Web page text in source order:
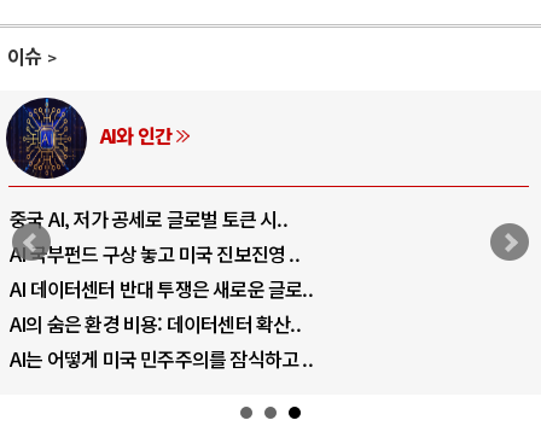
이슈
AI와 인간
중국 AI, 저가 공세로 글로벌 토큰 시..
AI 국부펀드 구상 놓고 미국 진보진영 ..
AI 데이터센터 반대 투쟁은 새로운 글로..
AI의 숨은 환경 비용: 데이터센터 확산..
AI는 어떻게 미국 민주주의를 잠식하고 ..